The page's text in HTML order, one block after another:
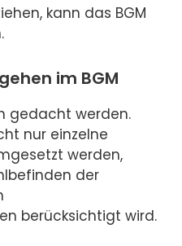
kann das BGM
im BGM
gedacht werden.
nur einzelne
werden,
der
berücksichtigt wird.